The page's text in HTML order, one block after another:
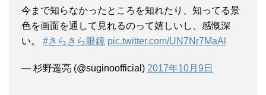
今まで知らなかったところを知れたり、知ってる景
色を画面を通して見れるのって嬉しいし、感慨深
い。 #きらきら眼鏡 pic.twitter.com/UN7Nr7MaAl
— 杉野遥亮 (@suginoofficial) 2017年10月9日